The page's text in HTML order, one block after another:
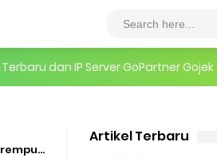
hingga Masa Depannya
Tercantik di Dunia
Artikel Terbaru